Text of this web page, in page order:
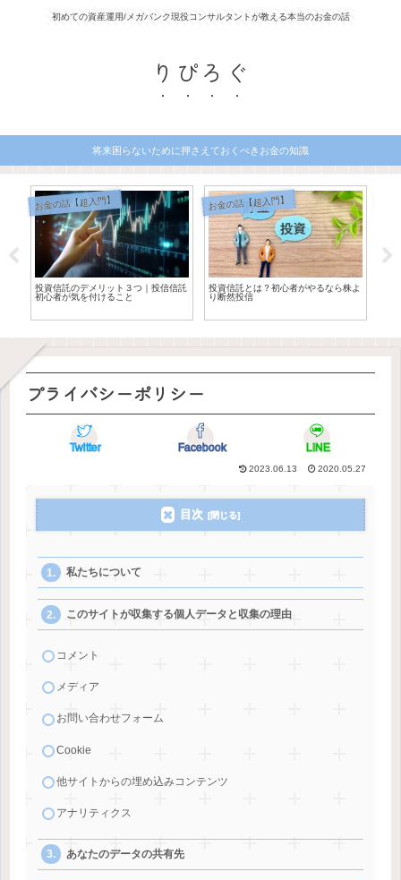
初めての資産運用/メガバンク現役コンサルタントが教える本当のお金の話
りぴろぐ
将来困らないために押さえておくべきお金の知識
お金の話【超入門】
投資信託のデメリット３つ｜投信信託
初心者が気を付けること
お金の話【超入門】
投資信託とは？初心者がやるなら株よ
り断然投信
プライバシーポリシー
Twitter Facebook LINE
2023.06.13 2020.05.27
目次
私たちについて
このサイトが収集する個人データと収集の理由
コメント
メディア
お問い合わせフォーム
Cookie
他サイトからの埋め込みコンテンツ
アナリティクス
あなたのデータの共有先